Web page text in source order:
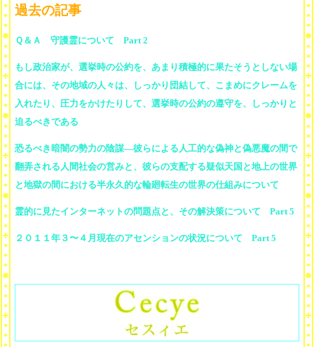
過去の記事
Ｑ＆Ａ 守護霊について Part 2
もし政治家が、選挙時の公約を、あまり積極的に果たそうとしない場
合には、その地域の人々は、しっかり団結して、こまめにクレームを
入れたり、圧力をかけたりして、選挙時の公約の遵守を、しっかりと
迫るべきである
恐るべき暗闇の勢力の陰謀―彼らによる人工的な偽神と偽悪魔の間で
翻弄される人間社会の営みと、彼らの支配する疑似天国と地上の世界
と地獄の間における半永久的な輪廻転生の世界の仕組みについて
霊的に見たインターネットの問題点と、その解決策について Part 5
２０１１年３〜４月現在のアセンションの状況について Part 5